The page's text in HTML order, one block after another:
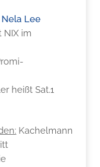
Nela Lee
NIX im
heißt Sat.1
Kachelmann